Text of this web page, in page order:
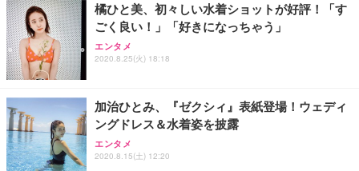
橘ひと美、初々しい水着ショットが好評！「す
ごく良い！」「好きになっちゃう」
エンタメ
2020.8.25(火) 18:18
加治ひとみ、『ゼクシィ』表紙登場！ウェディ
ングドレス＆水着姿を披露
エンタメ
2020.8.15(土) 12:20